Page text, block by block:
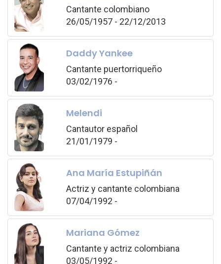
Cantante colombiano
26/05/1957 - 22/12/2013
Daddy Yankee
Cantante puertorriqueño
03/02/1976 -
Melendi
Cantautor español
21/01/1979 -
Ana María Estupiñán
Actriz y cantante colombiana
07/04/1992 -
Mariana Gómez
Cantante y actriz colombiana
03/05/1992 -